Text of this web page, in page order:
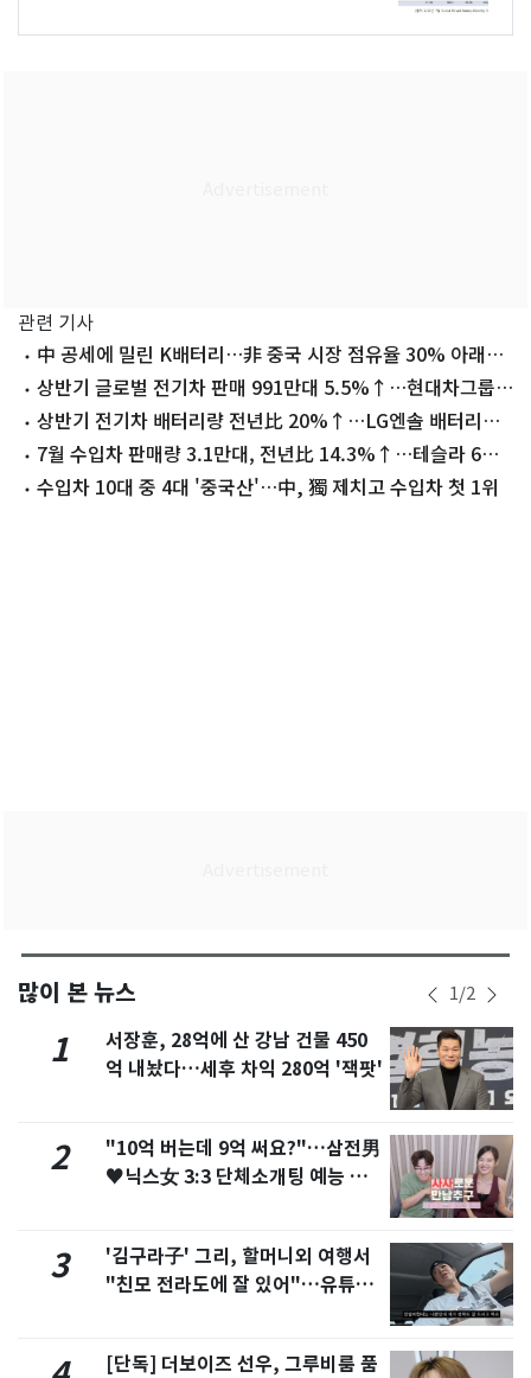
관련 기사
中 공세에 밀린 K배터리…非 중국 시장 점유율 30% 아래로
'뚝'상반기 글로벌 전기차 판매 991만대 5.5%↑…현대차그룹
25% 성장
상반기 전기차 배터리량 전년比 20%↑…LG엔솔 배터리량
8.4%↑
7월 수입차 판매량 3.1만대, 전년比 14.3%↑…테슬라 6개
월 연속 1위
수입차 10대 중 4대 '중국산'…中, 獨 제치고 수입차 첫 1위
많이 본 뉴스 1/2
1
서장훈, 28억에 산 강남 건물 450
억 내놨다…세후 차익 280억 '잭팟'
2
"10억 버는데 9억 써요?"…삼전男
♥닉스女 3:3 단체소개팅 예능 화
3
'김구라子' 그리, 할머니외 여행서
"친모 전라도에 잘 있어"…유튜브
[단독] 더보이즈 선우, 그루비룸 품